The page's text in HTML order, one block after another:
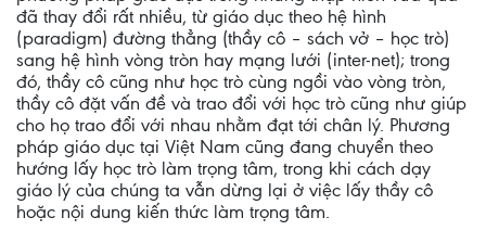
đã thay đổi rất nhiều, từ giáo dục theo hệ hình
(paradigm) đường thẳng (thầy cô – sách vở – học trò)
sang hệ hình vòng tròn hay mạng lưới (inter-net); trong
đó, thầy cô cũng như học trò cùng ngồi vào vòng tròn,
thầy cô đặt vấn đề và trao đổi với học trò cũng như giúp
cho họ trao đổi với nhau nhằm đạt tới chân lý. Phương
pháp giáo dục tại Việt Nam cũng đang chuyển theo
hướng lấy học trò làm trọng tâm, trong khi cách dạy
giáo lý của chúng ta vẫn dừng lại ở việc lấy thầy cô
hoặc nội dung kiến thức làm trọng tâm.